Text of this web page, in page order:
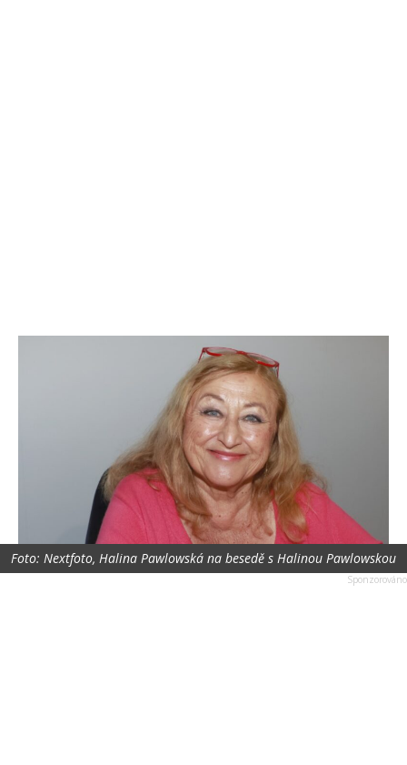
Foto: Nextfoto, Halina Pawlowská na besedě s Halinou Pawlowskou